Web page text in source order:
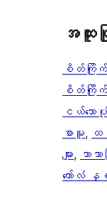
အ​ထူး​
စိတ်ကြို
စိတ်ကြို
ငယ်သော​ပုံ
စာမူ, ထ
များ, ဘာ
ကော်လံ